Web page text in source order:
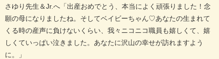
さゆり先生＆Jr.へ「出産おめでとう、本当によく頑張りました！念
願の母になりましたね。そしてベイビーちゃん♡あなたの生まれて
くる時の産声に負けないくらい、我々ニコニコ職員も嬉しくて、嬉
しくていっぱい泣きました。あなたに沢山の幸せが訪れますよう
に。」